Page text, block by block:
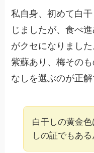
私自身、初めて白
じましたが、食べ
がクセになりまし
紫蘇あり、梅その
なしを選ぶのが正解
白干しの黄金
しの証でもある